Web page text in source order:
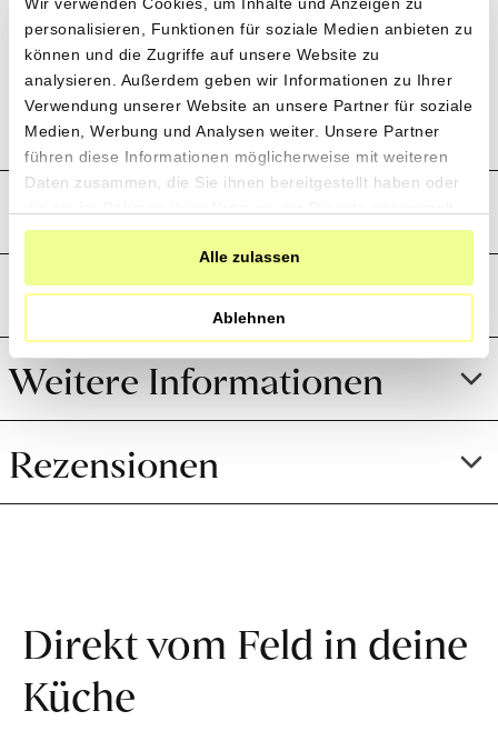
Wir verwenden Cookies, um Inhalte und Anzeigen zu
personalisieren, Funktionen für soziale Medien anbieten zu
können und die Zugriffe auf unsere Website zu
analysieren. Außerdem geben wir Informationen zu Ihrer
Verwendung unserer Website an unsere Partner für soziale
Medien, Werbung und Analysen weiter. Unsere Partner
führen diese Informationen möglicherweise mit weiteren
Daten zusammen, die Sie ihnen bereitgestellt haben oder
haben.
Alle zulassen
Ablehnen
dampfende Pasta mischen. Wird nicht das ganze
Glas aufgebraucht, das Pesto mit Olivenöl gut
bedecken, wieder verschliessen und im
Kühlschrank aufbewahren.
Produktion und Anbau
Preistransparenz
Weitere Informationen
Rezensionen
Direkt vom Feld in deine
Küche